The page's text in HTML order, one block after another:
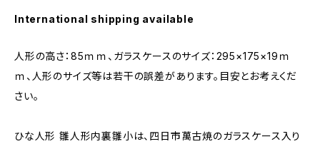
International shipping available
人形の高さ：85ｍｍ、ガラスケースのサイズ：295×175×19ｍ
ｍ、人形のサイズ等は若干の誤差があります。目安とお考えくだ
さい。
ひな人形 雛人形内裏雛小は、四日市萬古焼のガラスケース入り